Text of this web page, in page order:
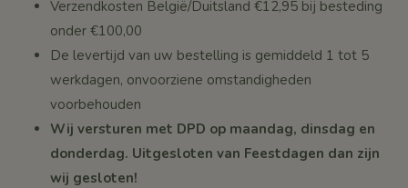
Verzendkosten België/Duitsland €12,95 bij besteding
onder €100,00
De levertijd van uw bestelling is gemiddeld 1 tot 5
werkdagen, onvoorziene omstandigheden
voorbehouden
Wij versturen met DPD op maandag, dinsdag en
donderdag. Uitgesloten van Feestdagen dan zijn
wij gesloten!